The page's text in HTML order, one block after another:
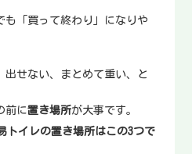
も「買って終わり」になりや
出せない、まとめて重い、と
前に置き場所が大事です。
トイレの置き場所はこの3つで